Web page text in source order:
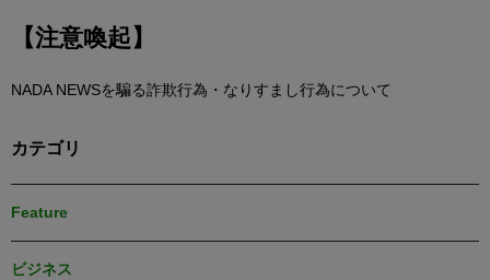
【注意喚起】
NADA NEWSを騙る詐欺行為・なりすまし行為について
カテゴリ
Feature
ビジネス